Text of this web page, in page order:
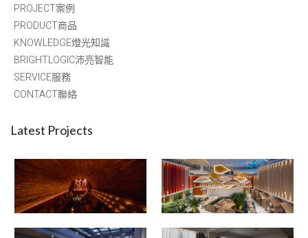
PROJECT案例
PRODUCT商品
KNOWLEDGE燈光知識
BRIGHTLOGIC沛亮智能
SERVICE服務
CONTACT聯絡
Latest Projects